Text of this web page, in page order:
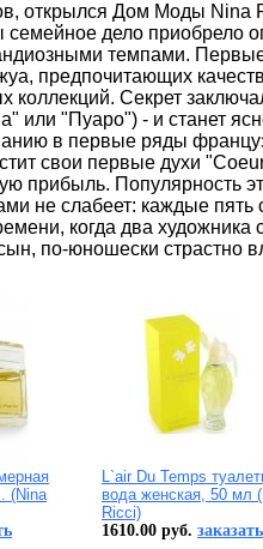
открылся Дом Моды Nina
семейное дело
темпами.
предпочитающих
коллекций. Секрет
или "Пуаро") - и станет
в первые ряды
свои первые духи
прибыль. Популярность
не слабеет: каждые пять
когда два
по-юношески страстно
(Nina
L`air Du Temps
вода женская, 50 мл
Ricci)
1610.00 руб. заказать